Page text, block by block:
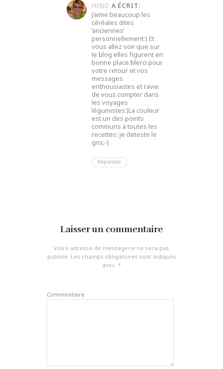
HIND A ÉCRIT:
j’aime beaucoup les
céréales dites
‘anciennes’
personnellement:) Et
vous allez voir que sur
le blog elles figurent en
bonne place.Merci pour
votre retour et vos
messages
enthousiastes et ravie
de vous compter dans
les voyages
légumistes:)La couleur
est un des points
communs à toutes les
recettes: je deteste le
gris;-)
Répondre
Laisser un commentaire
Votre adresse de messagerie ne sera pas
publiée. Les champs obligatoires sont indiqués
avec *
Commentaire